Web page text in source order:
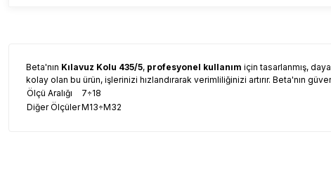
Beta'nın Kılavuz Kolu 435/5, profesyonel kullanım için tasarlanmış,
kolay olan bu ürün, işlerinizi hızlandırarak verimliliğinizi artırır. Beta'nın
Ölçü Aralığı
7÷18
Diğer ÖlçülerM13÷M32